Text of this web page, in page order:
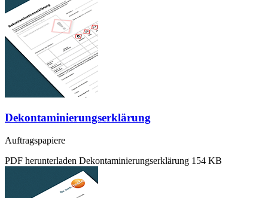
Dekontaminierungserklärung
Auftragspapiere
PDF herunterladen Dekontaminierungserklärung 154 KB